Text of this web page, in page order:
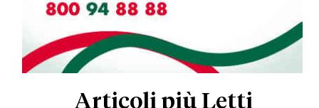
Articoli più Letti